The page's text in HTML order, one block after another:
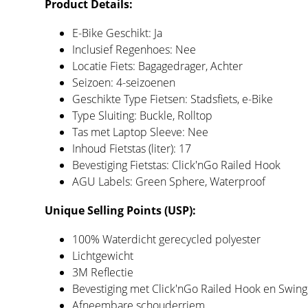
Product Details:
E-Bike Geschikt: Ja
Inclusief Regenhoes: Nee
Locatie Fiets: Bagagedrager, Achter
Seizoen: 4-seizoenen
Geschikte Type Fietsen: Stadsfiets, e-Bike
Type Sluiting: Buckle, Rolltop
Tas met Laptop Sleeve: Nee
Inhoud Fietstas (liter): 17
Bevestiging Fietstas: Click'nGo Railed Hook
AGU Labels: Green Sphere, Waterproof
Unique Selling Points (USP):
100% Waterdicht gerecycled polyester
Lichtgewicht
3M Reflectie
Bevestiging met Click'nGo Railed Hook en
Afneembare schouderriem